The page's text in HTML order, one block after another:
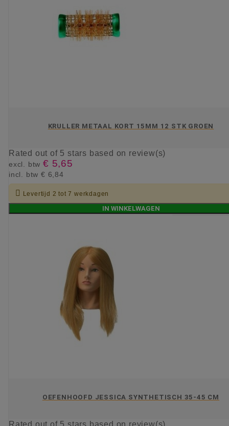
KRULLER METAAL KORT 15MM 12 STK GROEN
Rated out of 5 stars based on review(s)
excl. btw € 5,65
incl. btw € 6,84
 Levertijd 2 tot 7 werkdagen
IN WINKELWAGEN
OEFENHOOFD JESSICA SYNTHETISCH 35-45 CM